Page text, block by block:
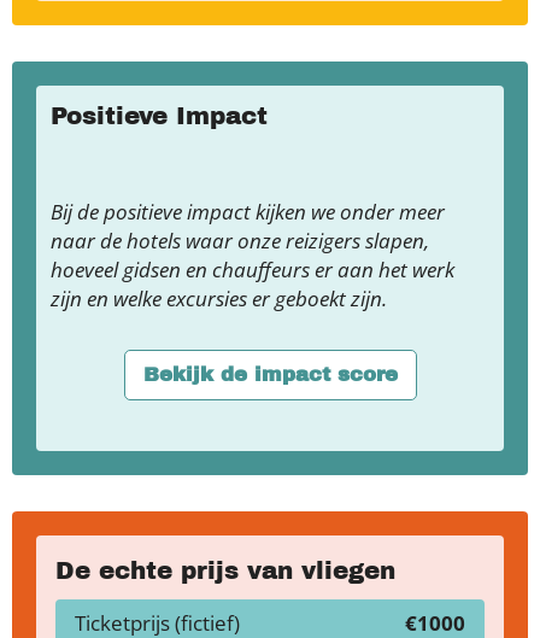
Positieve Impact
Bij de positieve impact kijken we onder meer
naar de hotels waar onze reizigers slapen,
hoeveel gidsen en chauffeurs er aan het werk
zijn en welke excursies er geboekt zijn.
Bekijk de impact score
De echte prijs van vliegen
Ticketprijs (fictief) €1000